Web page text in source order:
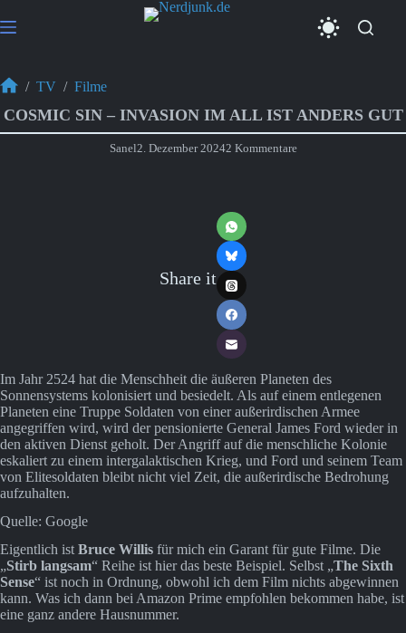
Inhalt
/ TV / Filme
COSMIC SIN – INVASION IM ALL IST ANDERS GUT
Sanel2. Dezember 20242 Kommentare
Share it
Im Jahr 2524 hat die Menschheit die äußeren Planeten des
Sonnensystems kolonisiert und besiedelt. Als auf einem entlegenen
Planeten eine Truppe Soldaten von einer außerirdischen Armee
angegriffen wird, wird der pensionierte General James Ford wieder in
den aktiven Dienst geholt. Der Angriff auf die menschliche Kolonie
eskaliert zu einem intergalaktischen Krieg, und Ford und seinem Team
von Elitesoldaten bleibt nicht viel Zeit, die außerirdische Bedrohung
aufzuhalten.
Quelle: Google
Eigentlich ist Bruce Willis für mich ein Garant für gute Filme. Die
„Stirb langsam“ Reihe ist hier das beste Beispiel. Selbst „The Sixth
Sense“ ist noch in Ordnung, obwohl ich dem Film nichts abgewinnen
kann. Was ich dann bei Amazon Prime empfohlen bekommen habe, ist
eine ganz andere Hausnummer.